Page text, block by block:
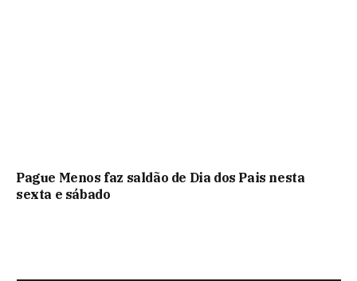
Pague Menos faz saldão de Dia dos Pais nesta
sexta e sábado